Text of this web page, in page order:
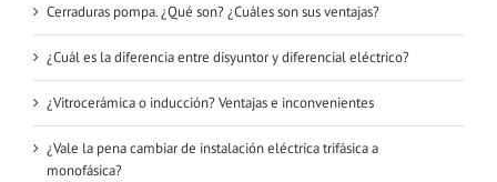
Cerraduras pompa. ¿Qué son? ¿Cuáles son sus ventajas?
¿Cuál es la diferencia entre disyuntor y diferencial eléctrico?
¿Vitrocerámica o inducción? Ventajas e inconvenientes
¿Vale la pena cambiar de instalación eléctrica trifásica a
monofásica?